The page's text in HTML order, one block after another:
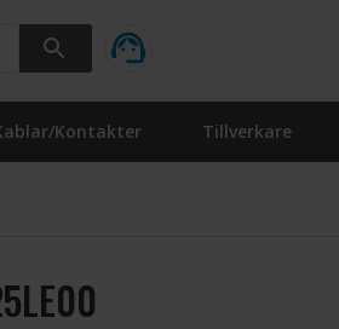
Kontakter Tillverkare